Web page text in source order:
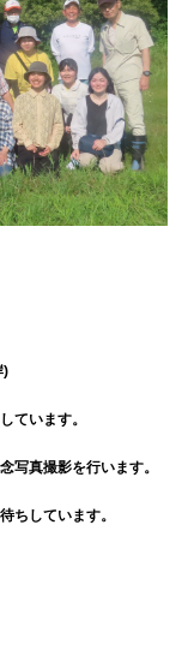
)
ています。
写真撮影を行います。
ちしています。